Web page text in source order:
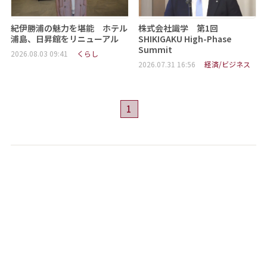
紀伊勝浦の魅力を堪能 ホテル
浦島、日昇館をリニューアル
2026.08.03 09:41 くらし
株式会社識学 第1回
SHIKIGAKU High-Phase
Summit
2026.07.31 16:56 経済/ビジネス
1